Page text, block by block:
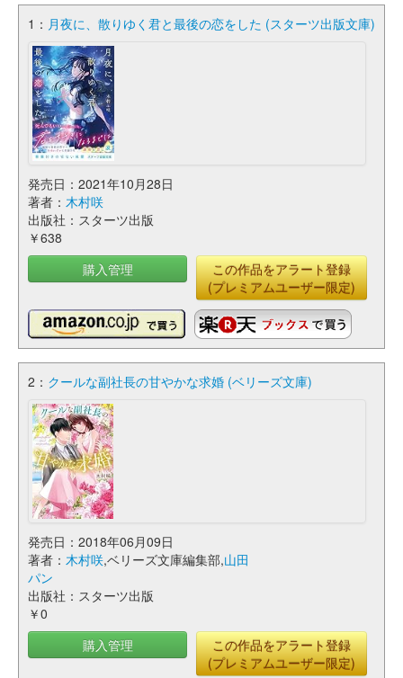
1： 月夜に、散りゆく君と最後の恋をした (スターツ出版文庫)
発売日：2021年10月28日
著者： 木村咲
出版社：スターツ出版
￥638
購入管理
この作品をアラート登録
(プレミアムユーザー限定)
2： クールな副社長の甘やかな求婚 (ベリーズ文庫)
発売日：2018年06月09日
著者： 木村咲,ベリーズ文庫編集部,山田
パン
出版社：スターツ出版
￥0
購入管理
この作品をアラート登録
(プレミアムユーザー限定)